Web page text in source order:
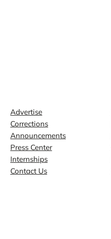
Advertise
Corrections
Announcements
Press Center
Internships
Contact Us